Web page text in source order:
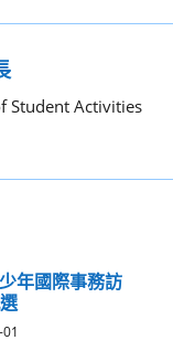
Student Activities
年國際事務訪